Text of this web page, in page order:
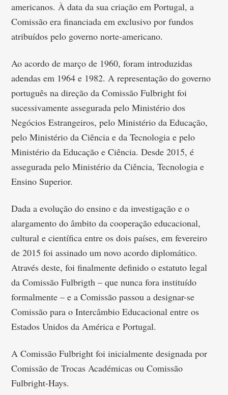
americanos. À data da sua criação em Portugal, a
Comissão era financiada em exclusivo por fundos
atribuídos pelo governo norte-americano.
Ao acordo de março de 1960, foram introduzidas
adendas em 1964 e 1982. A representação do governo
português na direção da Comissão Fulbright foi
sucessivamente assegurada pelo Ministério dos
Negócios Estrangeiros, pelo Ministério da Educação,
pelo Ministério da Ciência e da Tecnologia e pelo
Ministério da Educação e Ciência. Desde 2015, é
assegurada pelo Ministério da Ciência, Tecnologia e
Ensino Superior.
Dada a evolução do ensino e da investigação e o
alargamento do âmbito da cooperação educacional,
cultural e científica entre os dois países, em fevereiro
de 2015 foi assinado um novo acordo diplomático.
Através deste, foi finalmente definido o estatuto legal
da Comissão Fulbrigth – que nunca fora instituído
formalmente – e a Comissão passou a designar-se
Comissão para o Intercâmbio Educacional entre os
Estados Unidos da América e Portugal.
A Comissão Fulbright foi inicialmente designada por
Comissão de Trocas Académicas ou Comissão
Fulbright-Hays.